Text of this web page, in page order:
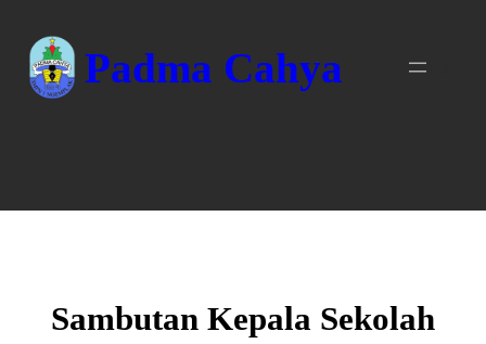
content
Padma Cahya
Sambutan Kepala Sekolah